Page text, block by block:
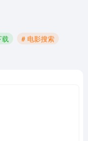
# 电影搜索